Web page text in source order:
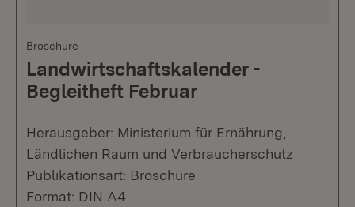
Broschüre
Landwirtschaftskalender -
Begleitheft Februar
Herausgeber: Ministerium für Ernährung,
Ländlichen Raum und Verbraucherschutz
Publikationsart: Broschüre
Format: DIN A4